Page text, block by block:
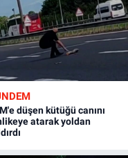
düşen kütüğü canını
atarak yoldan